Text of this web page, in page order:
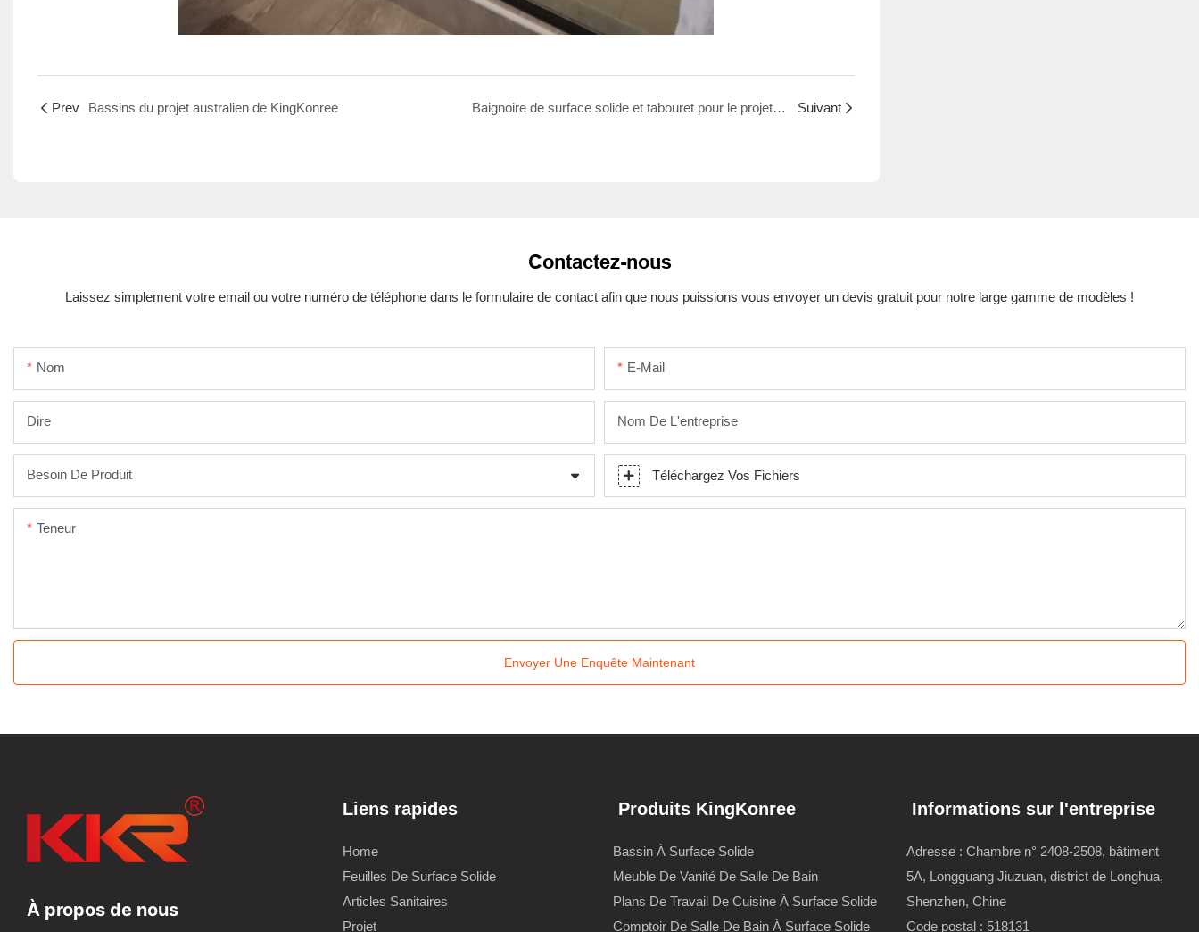
Prev Bassins du projet australien de KingKonree Baignoire de surface solide et tabouret pour le projet du Costa Rica Suivant
Contactez-nous
Laissez simplement votre email ou votre numéro de téléphone dans le formulaire de contact afin que nous puissions vous envoyer un devis gratuit pour notre large gamme de modèles !
Nom E-Mail
Dire Nom De L'entreprise
Besoin De Produit Téléchargez Vos Fichiers
Teneur
Envoyer Une Enquête Maintenant
À propos de nous
Liens rapides
Home
Feuilles De Surface Solide
Articles Sanitaires
Projet
Produits KingKonree
Bassin À Surface Solide
Meuble De Vanité De Salle De Bain
Plans De Travail De Cuisine À Surface Solide
Comptoir De Salle De Bain À Surface Solide
Informations sur l'entreprise
Adresse : Chambre n° 2408-2508, bâtiment
5A, Longguang Jiuzuan, district de Longhua,
Shenzhen, Chine
Code postal : 518131